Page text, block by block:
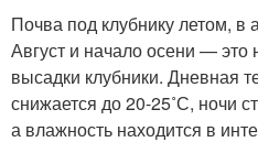
Почва под клубнику летом, в
Август и начало осени —
высадки клубники. Дневная
снижается до 20-25˚С, ночи
а влажность находится в